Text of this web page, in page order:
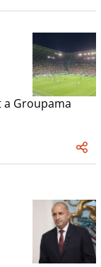
a Groupama